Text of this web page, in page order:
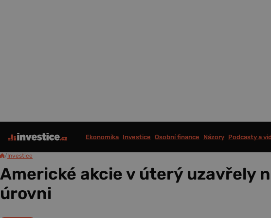
Ekonomika Investice Osobní finance Názory Podcasty a
/Investice
Americké akcie v úterý uzavřely
úrovni